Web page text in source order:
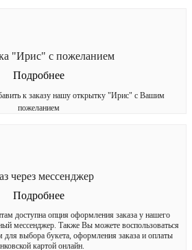
"Ирис" с пожеланием
Подробнее
к заказу нашу открытку "Ирис" с Вашим
пожеланием
через мессенджер
Подробнее
доступна опция оформления заказа у нашего
мессенджер. Также Вы можете воспользоваться
выбора букета, оформления заказа и оплаты
картой онлайн.